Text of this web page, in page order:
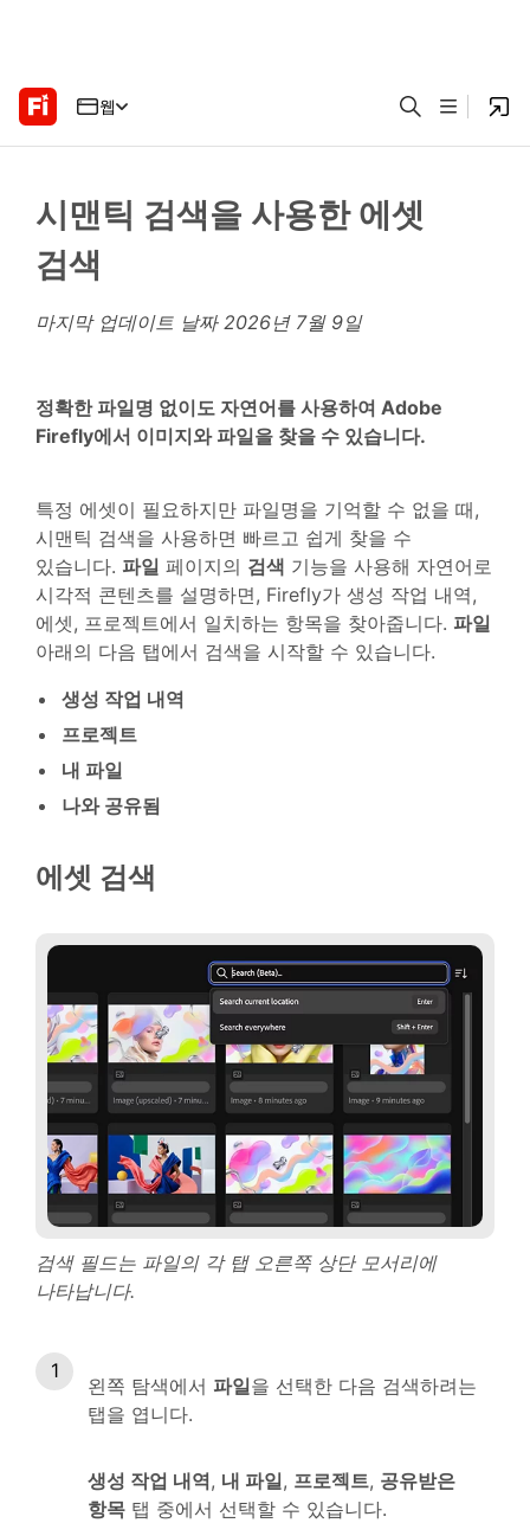
웹
시맨틱 검색을 사용한 에셋
검색
마지막 업데이트 날짜 2026년 7월 9일
정확한 파일명 없이도 자연어를 사용하여 Adobe
Firefly에서 이미지와 파일을 찾을 수 있습니다.
특정 에셋이 필요하지만 파일명을 기억할 수 없을 때,
시맨틱 검색을 사용하면 빠르고 쉽게 찾을 수
있습니다. 파일 페이지의 검색 기능을 사용해 자연어로
시각적 콘텐츠를 설명하면, Firefly가 생성 작업 내역,
에셋, 프로젝트에서 일치하는 항목을 찾아줍니다. 파일
아래의 다음 탭에서 검색을 시작할 수 있습니다.
생성 작업 내역
프로젝트
내 파일
나와 공유됨
에셋 검색
검색 필드는 파일의 각 탭 오른쪽 상단 모서리에
나타납니다.
왼쪽 탐색에서 파일을 선택한 다음 검색하려는
탭을 엽니다.
생성 작업 내역, 내 파일, 프로젝트, 공유받은
항목 탭 중에서 선택할 수 있습니다.